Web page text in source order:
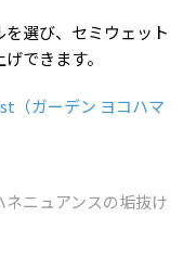
選び、セミウェット
できます。
（ガーデン ヨコハマ
ニュアンスの垢抜け